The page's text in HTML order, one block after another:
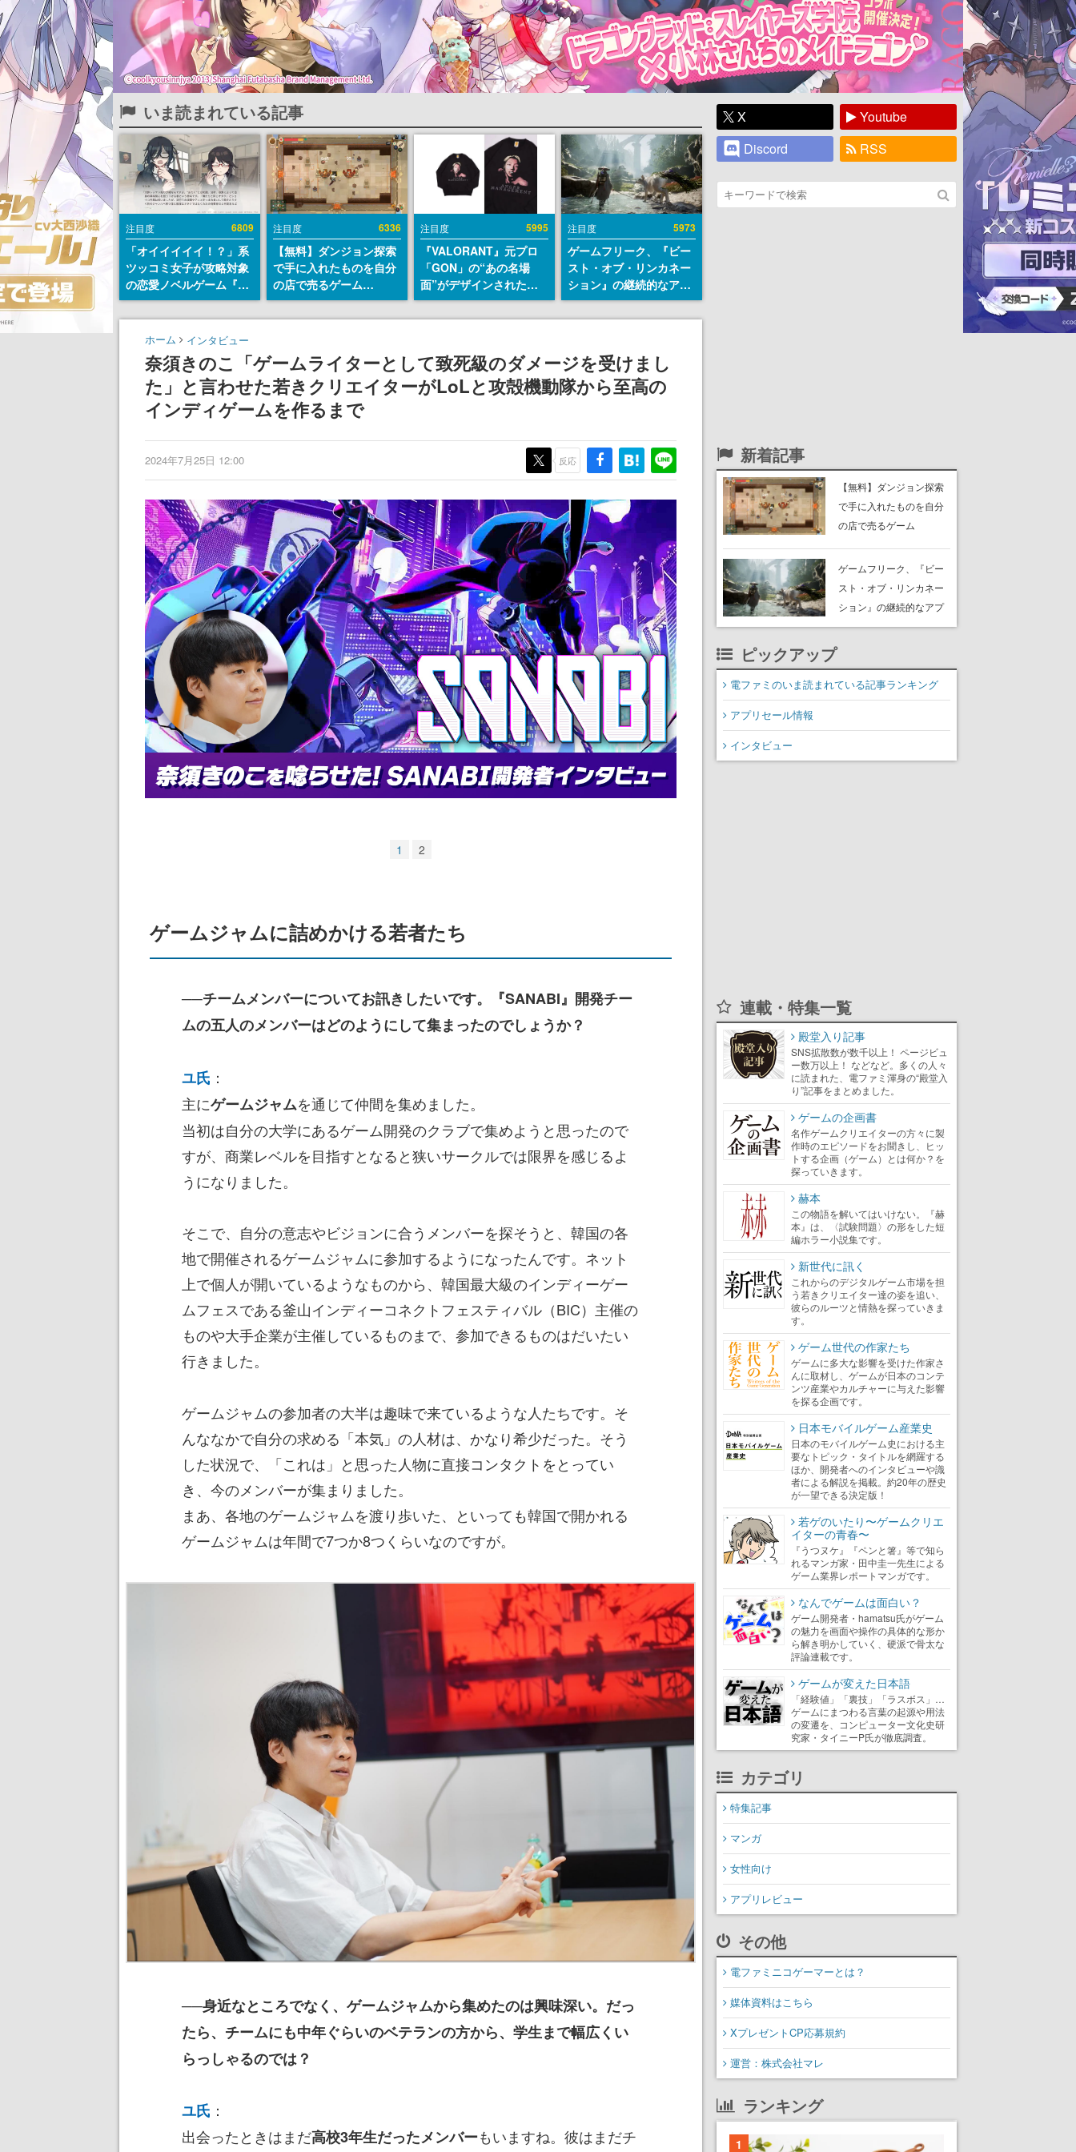
いま読まれている記事
注目度 6809
「オイイイイイ！？」系
ツッコミ女子が攻略対象
の恋愛ノベルゲーム『美
術部カノジョ』Steamス
トアページが公開。「お
前らーそろそろ自重しろ
ー？＾＾」暗黒微笑の夢
女子や、萌え声不思議ち
ゃん女子と青春を謳歌
注目度 6336
【無料】ダンジョン探索
で手に入れたものを自分
の店で売るゲーム
『Moonlighter』が
Steamにて無料配布中！
の9月2日正式リリースを
記念したキャンペーン
注目度 5995
『VALORANT』元プロ
「GON」の“あの名場
面”がデザインされた新
作グッズが本日8月5日よ
り期間限定で発売。Tシ
クキーなどが全品受注生
産で登場、過去に発売し
たグッズの再販も
注目度 5973
ゲームフリーク、『ビー
スト・オブ・リンカネー
ション』の継続的なアプ
デ方針を表明。ユーザー
からの意見を真摯に受け
チは約1週間以内に配信
される予定
ホーム インタビュー
奈須きのこ「ゲームライターとして致死級のダメージを受けまし
た」と言わせた若きクリエイターがLoLと攻殻機動隊から至高の
インディゲームを作るまで
2024年7月25日 12:00 反応
1 2
ゲームジャムに詰めかける若者たち
──チームメンバーについてお訊きしたいです。『SANABI』開発チー
ムの五人のメンバーはどのようにして集まったのでしょうか？
ユ氏 ：
主にゲームジャムを通じて仲間を集めました。
当初は自分の大学にあるゲーム開発のクラブで集めようと思ったので
すが、商業レベルを目指すとなると狭いサークルでは限界を感じるよ
うになりました。
そこで、自分の意志やビジョンに合うメンバーを探そうと、韓国の各
地で開催されるゲームジャムに参加するようになったんです。ネット
上で個人が開いているようなものから、韓国最大級のインディーゲー
ムフェスである釜山インディーコネクトフェスティバル（BIC）主催の
ものや大手企業が主催しているものまで、参加できるものはだいたい
行きました。
ゲームジャムの参加者の大半は趣味で来ているような人たちです。そ
んななかで自分の求める「本気」の人材は、かなり希少だった。そう
した状況で、「これは」と思った人物に直接コンタクトをとってい
き、今のメンバーが集まりました。
まあ、各地のゲームジャムを渡り歩いた、といっても韓国で開かれる
ゲームジャムは年間で7つか8つくらいなのですが。
──身近なところでなく、ゲームジャムから集めたのは興味深い。だっ
たら、チームにも中年ぐらいのベテランの方から、学生まで幅広くい
らっしゃるのでは？
ユ氏 ：
出会ったときはまだ高校3年生だったメンバーもいますね。彼はまだチ
X
Youtube
Discord
RSS
新着記事
【無料】ダンジョン探索
で手に入れたものを自分
の店で売るゲーム
にて無料配布中！続編
『Moonlighter 2』の9月2
日正式リリースを記念し
ゲームフリーク、『ビー
スト・オブ・リンカネー
ション』の継続的なアプ
デ方針を表明。ユーザー
チは約1週間以内に配信さ
れる予定
ピックアップ
電ファミのいま読まれている記事ランキング
アプリセール情報
インタビュー
連載・特集一覧
殿堂入り記事
SNS拡散数が数千以上！ ページビュ
ー数万以上！ などなど。多くの人々
に読まれた、電ファミ渾身の“殿堂入
り”記事をまとめました。
ゲームの企画書
名作ゲームクリエイターの方々に製
作時のエピソードをお聞きし、ヒッ
トする企画（ゲーム）とは何か？を
探っていきます。
赫本
この物語を解いてはいけない。『赫
本』は、〈試験問題〉の形をした短
編ホラー小説集です。
新世代に訊く
これからのデジタルゲーム市場を担
う若きクリエイター達の姿を追い、
彼らのルーツと情熱を探っていきま
す。
ゲーム世代の作家たち
ゲームに多大な影響を受けた作家さ
んに取材し、ゲームが日本のコンテ
ンツ産業やカルチャーに与えた影響
を探る企画です。
日本モバイルゲーム産業史
日本のモバイルゲーム史における主
要なトピック・タイトルを網羅する
ほか、開発者へのインタビューや識
者による解説を掲載。約20年の歴史
が一望できる決定版！
若ゲのいたり〜ゲームクリエ
イターの青春〜
『うつヌケ』『ペンと箸』等で知ら
れるマンガ家・田中圭一先生による
ゲーム業界レポートマンガです。
なんでゲームは面白い？
ゲーム開発者・hamatsu氏がゲーム
の魅力を画面や操作の具体的な形か
ら解き明かしていく、硬派で骨太な
評論連載です。
ゲームが変えた日本語
「経験値」「裏技」「ラスボス」…
ゲームにまつわる言葉の起源や用法
の変遷を、コンピューター文化史研
究家・タイニーP氏が徹底調査。
カテゴリ
特集記事
マンガ
女性向け
アプリレビュー
その他
電ファミニコゲーマーとは？
媒体資料はこちら
XプレゼントCP応募規約
運営：株式会社マレ
ランキング
1